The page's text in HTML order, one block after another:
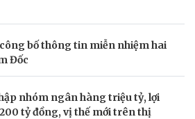
công bố thông tin miễn nhiệm hai
Đốc
nhóm ngân hàng triệu tỷ, lợi
tỷ đồng, vị thế mới trên thị